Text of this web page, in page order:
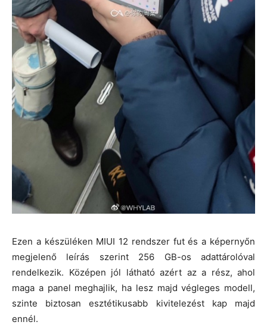
Ezen a készüléken MIUI 12 rendszer fut és a képernyőn
megjelenő leírás szerint 256 GB-os adattárolóval
rendelkezik. Középen jól látható azért az a rész, ahol
maga a panel meghajlik, ha lesz majd végleges modell,
szinte biztosan esztétikusabb kivitelezést kap majd
ennél.